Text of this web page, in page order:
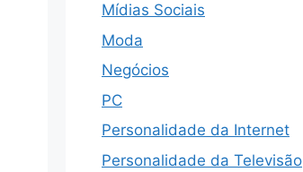
Mídias Sociais
Moda
Negócios
PC
Personalidade da Internet
Personalidade da Televisão